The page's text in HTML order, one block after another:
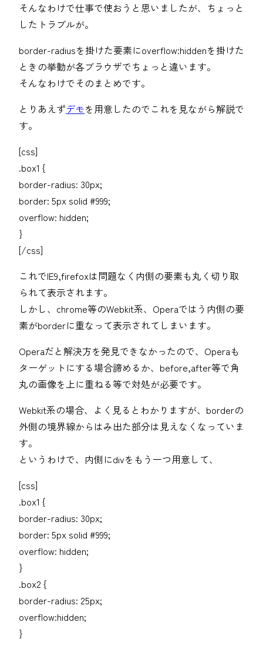
そんなわけで仕事で使おうと思いましたが、ちょっと
したトラブルが。
border-radiusを掛けた要素にoverflow:hiddenを掛けた
ときの挙動が各ブラウザでちょっと違います。
そんなわけでそのまとめです。
とりあえずデモを用意したのでこれを見ながら解説で
す。
[css]
.box1 {
border-radius: 30px;
border: 5px solid #999;
overflow: hidden;
}
[/css]
これでIE9,firefoxは問題なく内側の要素も丸く切り取
られて表示されます。
しかし、chrome等のWebkit系、Operaではう内側の要
素がborderに重なって表示されてしまいます。
Operaだと解決方を発見できなかったので、Operaも
ターゲットにする場合諦めるか、before,after等で角
丸の画像を上に重ねる等で対処が必要です。
Webkit系の場合、よく見るとわかりますが、borderの
外側の境界線からはみ出た部分は見えなくなっていま
す。
というわけで、内側にdivをもう一つ用意して、
[css]
.box1 {
border-radius: 30px;
border: 5px solid #999;
overflow: hidden;
}
.box2 {
border-radius: 25px;
overflow:hidden;
}